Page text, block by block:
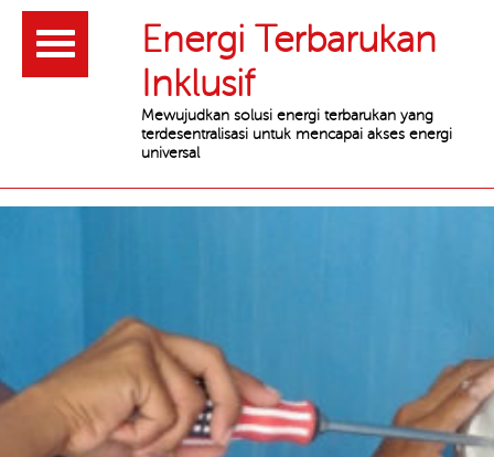
Header
Energi Terbarukan
Inklusif
Mewujudkan solusi energi terbarukan yang
terdesentralisasi untuk mencapai akses energi
universal
Main